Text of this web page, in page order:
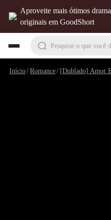
Aproveite mais ótimos
originais em GoodShort
Pesquise o que você
Início/Romance/ [Dublado] Amor